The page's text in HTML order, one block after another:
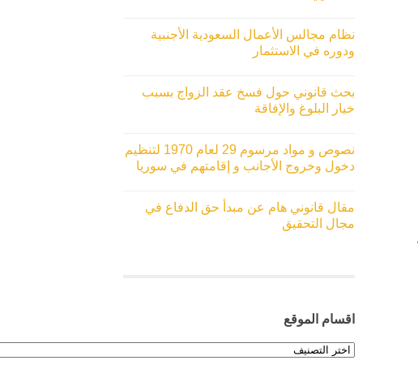
نظام مجالس الأعمال السعودية الأجنبية
ودوره في الاستثمار
بحث قانوني حول فسخ عقد الزواج بسبب
خيار البلوغ والإفاقة
نصوص و مواد مرسوم 29 لعام 1970 لتنظيم
دخول وخروج الأجانب و إقامتهم في سوريا
مقال قانوني هام عن مبدأ حق الدفاع في
مجال التحقيق
اقسام الموقع
اقسام
الموقع